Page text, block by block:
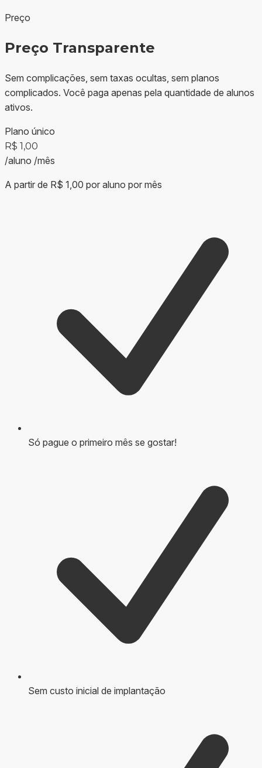
Preço
Preço Transparente
Sem complicações, sem taxas ocultas, sem planos
complicados. Você paga apenas pela quantidade de alunos
ativos.
Plano único
R$ 1,00
/aluno /mês
A partir de R$ 1,00 por aluno por mês
Só pague o primeiro mês se gostar!
Sem custo inicial de implantação